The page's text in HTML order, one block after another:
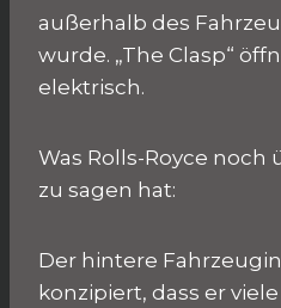
außerhalb des
wurde. „The Clasp“
elektrisch.
Was Rolls-Royce noch
zu sagen hat:
Der hintere
konzipiert, dass er